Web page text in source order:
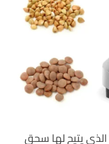
يتيح لها سحق